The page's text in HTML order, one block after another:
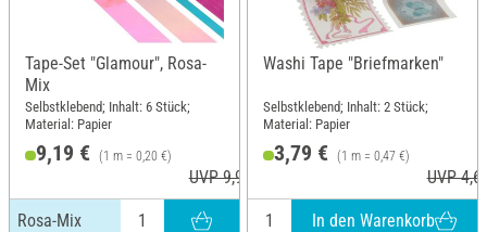
Tape-Set "Glamour", Rosa-
Mix
Selbstklebend; Inhalt: 6 Stück;
Material: Papier
9,19 € (1 m = 0,20 €)
UVP 9,99 €
Rosa-Mix
Washi Tape "Briefmarken"
Selbstklebend; Inhalt: 2 Stück;
Material: Papier
3,79 € (1 m = 0,47 €)
UVP
In den Warenkorb